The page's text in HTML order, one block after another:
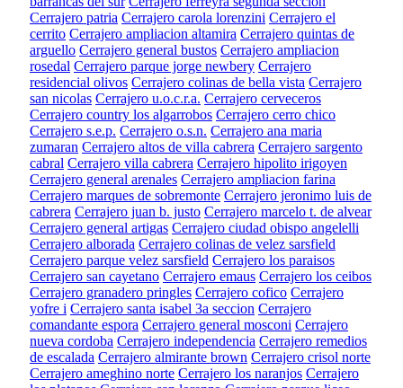
Cerrajero patria Cerrajero carola lorenzini Cerrajero el
cerrito Cerrajero ampliacion altamira Cerrajero quintas de
arguello Cerrajero general bustos Cerrajero ampliacion
rosedal Cerrajero parque jorge newbery Cerrajero
residencial olivos Cerrajero colinas de bella vista Cerrajero
san nicolas Cerrajero u.o.c.r.a. Cerrajero cerveceros
Cerrajero country los algarrobos Cerrajero cerro chico
Cerrajero s.e.p. Cerrajero o.s.n. Cerrajero ana maria
zumaran Cerrajero altos de villa cabrera Cerrajero sargento
cabral Cerrajero villa cabrera Cerrajero hipolito irigoyen
Cerrajero general arenales Cerrajero ampliacion farina
Cerrajero marques de sobremonte Cerrajero jeronimo luis de
cabrera Cerrajero juan b. justo Cerrajero marcelo t. de alvear
Cerrajero general artigas Cerrajero ciudad obispo angelelli
Cerrajero alborada Cerrajero colinas de velez sarsfield
Cerrajero parque velez sarsfield Cerrajero los paraisos
Cerrajero san cayetano Cerrajero emaus Cerrajero los ceibos
Cerrajero granadero pringles Cerrajero cofico Cerrajero
yofre i Cerrajero santa isabel 3a seccion Cerrajero
comandante espora Cerrajero general mosconi Cerrajero
nueva cordoba Cerrajero independencia Cerrajero remedios
de escalada Cerrajero almirante brown Cerrajero crisol norte
Cerrajero ameghino norte Cerrajero los naranjos Cerrajero